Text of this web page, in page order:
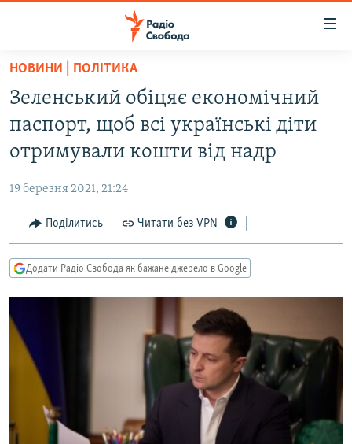
Перейти
основного
матеріалу
до
основної
навігації
Перейти
до
пошуку
РАДІО СВОБОДА – 70 РОКІВ
ЕКОНОМІКА
СУСПІЛЬСТВО
РОСІЙСЬКА «ФІЛЬТРАЦІЯ»
ДОНБАС.РЕАЛІЇ
ТИ ЯК?
КИТАЙ.ВИКЛИКИ
МУЛЬТИМЕДІА
ФОТО
СПЕЦПРОЄКТИ
НОВИНИ | ПОЛІТИКА
Зеленський обіцяє економічний
паспорт, щоб всі українські діти
отримували кошти від надр
19 березня 2021, 21:24
Поділитись Читати без VPN
Додати Радіо Свобода як бажане джерело в Google